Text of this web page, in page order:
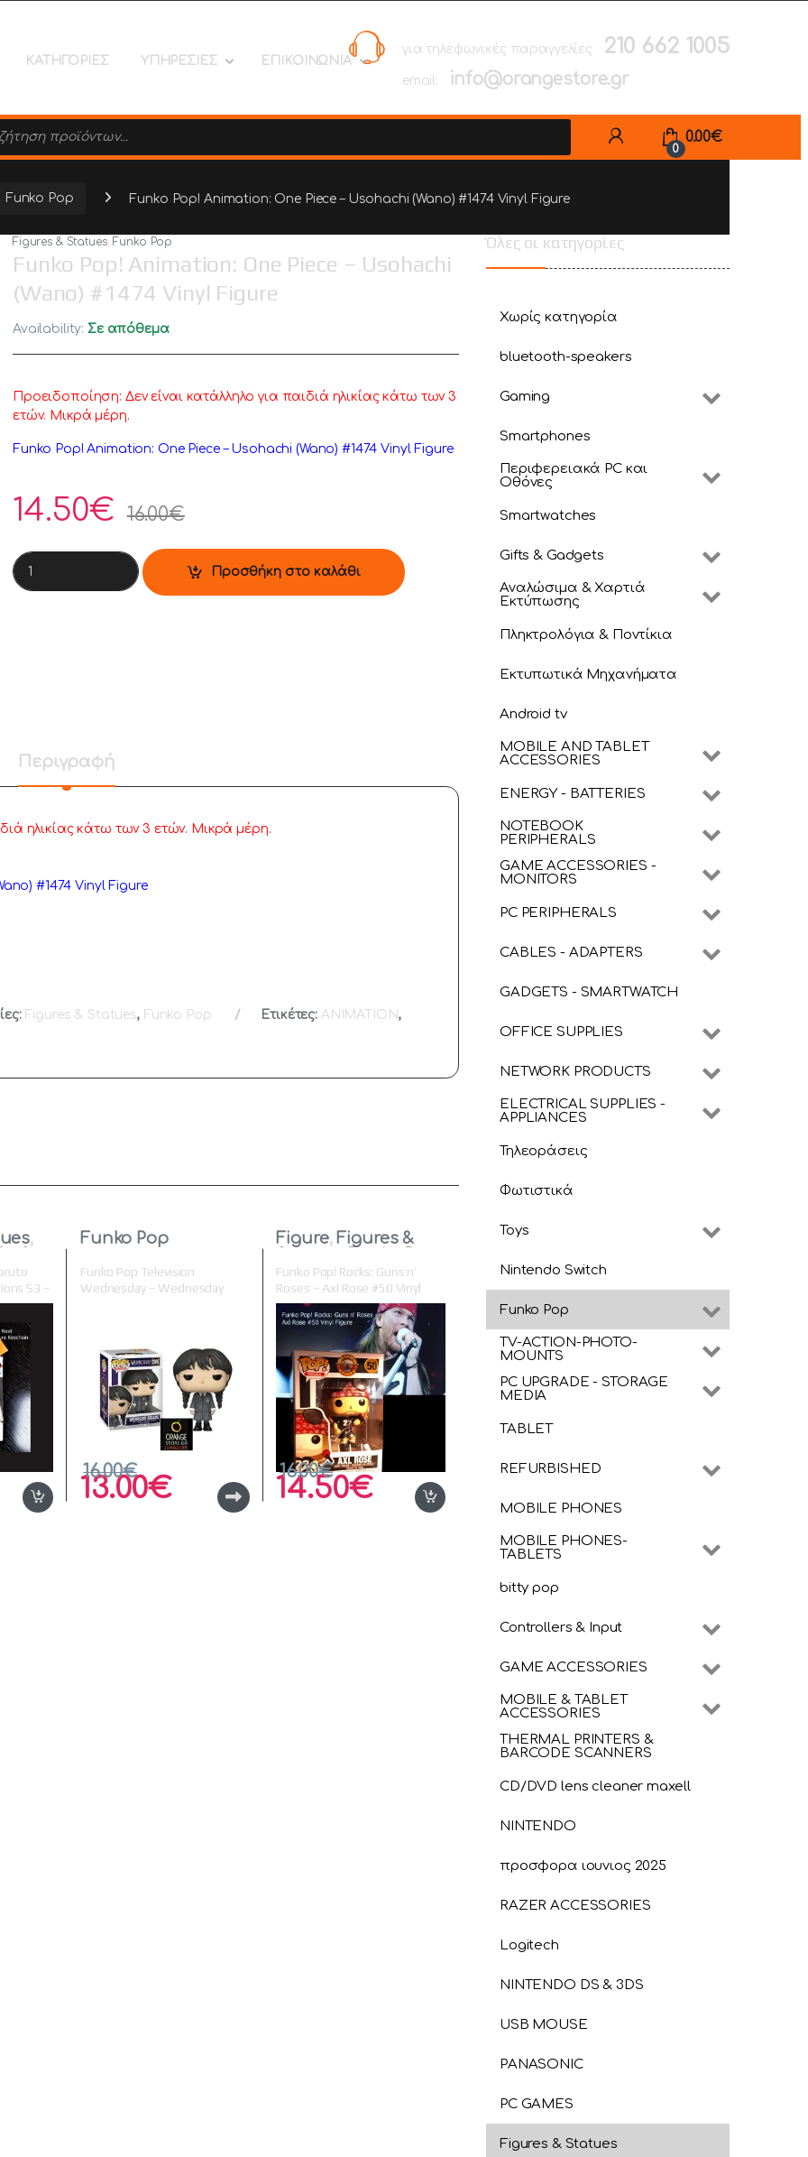
ΚΑΤΗΓΟΡΙΕΣ ΥΠΗΡΕΣΙΕΣ ΕΠΙΚΟΙΝΩΝΙΑ
για τηλεφωνικές παραγγελίες 210 662 1005
email: info@orangestore.gr
0
0.00€
Funko Pop Funko Pop! Animation: One Piece – Usohachi (Wano) #1474 Vinyl Figure
Figures & Statues, Funko Pop
Funko Pop! Animation: One Piece – Usohachi
(Wano) #1474 Vinyl Figure
Availability: Σε απόθεμα
Προειδοποίηση: Δεν είναι κατάλληλο για παιδιά ηλικίας κάτω των 3
ετών. Μικρά μέρη.
Funko Pop! Animation: One Piece – Usohachi (Wano) #1474 Vinyl Figure
14.50€ 16.00€
Funko Pop! Animation: One Piece - Usohachi (Wano) #1474 Vinyl Figure quantity
Προσθήκη στο καλάθι
Περιγραφή
ηλικίας κάτω των 3 ετών. Μικρά μέρη.
#1474 Vinyl Figure
Figures & Statues, Funko Pop Ετικέτες: ANIMATION,
,
S3 –
Funko Pop
Funko Pop Television
Wednesday – Wednesday
13.00€
16.00€
Figure,Figures &
Funko Pop! Rocks: Guns n’
Roses – Axl Rose #50 Vinyl
Figure
14.50€
16.00€
Όλες οι κατηγορίες
Χωρίς κατηγορία
bluetooth-speakers
Gaming
Smartphones
Περιφερειακά PC και
Οθόνες
Smartwatches
Gifts & Gadgets
Αναλώσιμα & Χαρτιά
Εκτύπωσης
Πληκτρολόγια & Ποντίκια
Εκτυπωτικά Μηχανήματα
Android tv
MOBILE AND TABLET
ACCESSORIES
ENERGY - BATTERIES
NOTEBOOK
PERIPHERALS
GAME ACCESSORIES -
MONITORS
PC PERIPHERALS
CABLES - ADAPTERS
GADGETS - SMARTWATCH
OFFICE SUPPLIES
NETWORK PRODUCTS
ELECTRICAL SUPPLIES -
APPLIANCES
Τηλεοράσεις
Φωτιστικά
Toys
Nintendo Switch
Funko Pop
TV-ACTION-PHOTO-
MOUNTS
PC UPGRADE - STORAGE
MEDIA
TABLET
REFURBISHED
MOBILE PHONES
MOBILE PHONES-
TABLETS
bitty pop
Controllers & Input
GAME ACCESSORIES
MOBILE & TABLET
ACCESSORIES
THERMAL PRINTERS &
BARCODE SCANNERS
CD/DVD lens cleaner maxell
NINTENDO
προσφορα ιουνιος 2025
RAZER ACCESSORIES
Logitech
NINTENDO DS & 3DS
USB MOUSE
PANASONIC
PC GAMES
Figures & Statues